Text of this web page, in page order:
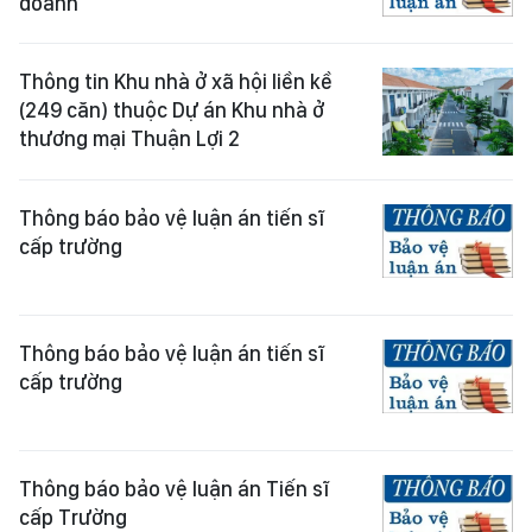
Thông tin Khu nhà ở xã hội liền kề
(249 căn) thuộc Dự án Khu nhà ở
thương mại Thuận Lợi 2
Thông báo bảo vệ luận án tiến sĩ
cấp trường
Thông báo bảo vệ luận án tiến sĩ
cấp trường
Thông báo bảo vệ luận án Tiến sĩ
cấp Trường